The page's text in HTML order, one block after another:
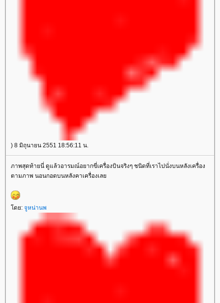
) 8 มิถุนายน 2551 18:56:11 น.
ภาพสุดท้ายนี่ ดูแล้วอารมณ์อยากขี่เครื่องบินจริงๆ ชนิดที่เราไปนั่งบนหลังเครื่อง
ตามภาพ นอนกอดบนหลังคาเครื่องเล
ดย: จูหน่านพ